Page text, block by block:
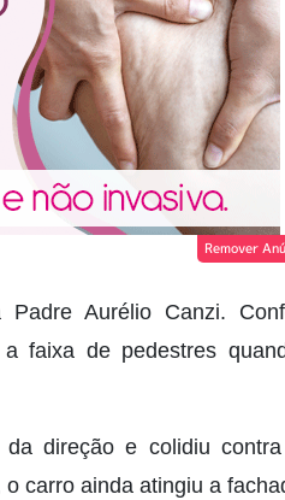
Remover
Aurélio Canzi.
faixa de pedestres
direção e colidiu
carro ainda atingiu a